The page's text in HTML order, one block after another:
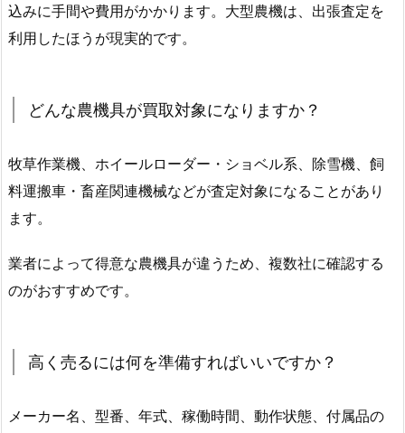
込みに手間や費用がかかります。大型農機は、出張査定を
利用したほうが現実的です。
どんな農機具が買取対象になりますか？
牧草作業機、ホイールローダー・ショベル系、除雪機、飼
料運搬車・畜産関連機械などが査定対象になることがあり
ます。
業者によって得意な農機具が違うため、複数社に確認する
のがおすすめです。
高く売るには何を準備すればいいですか？
メーカー名、型番、年式、稼働時間、動作状態、付属品の